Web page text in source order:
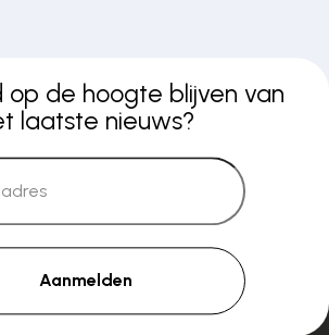
op de hoogte blijven van
laatste nieuws?
Aanmelden